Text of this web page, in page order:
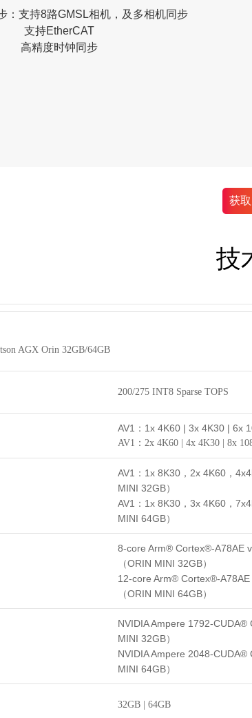
：支持8路GMSL相机，及多相机同步
支持EtherCAT
高精度时钟同步
获
技
AGX Orin 32GB/64GB
200/275 INT8 Sparse TOPS
AV1：1x 4K60 | 3x 4K30 | 6x
AV1： 2x 4K60 | 4x 4K30 | 8x
AV1：1x 8K30，2x 4K60，
MINI 32GB）
AV1：1x 8K30，3x 4K60，
MINI 64GB）
8-core Arm® Cortex®-A78AE
（ORIN MINI 32GB）
12-core Arm® Cortex®-
（ORIN MINI 64GB）
NVIDIA Ampere 1792-
MINI 32GB）
NVIDIA Ampere 2048-
MINI 64GB）
32GB | 64GB